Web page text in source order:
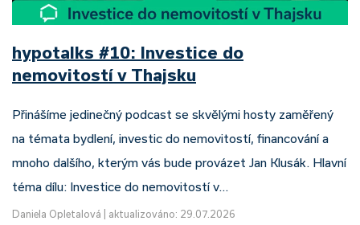
hypotalks #10: Investice do
nemovitostí v Thajsku
Přinášíme jedinečný podcast se skvělými hosty zaměřený
na témata bydlení, investic do nemovitostí, financování a
mnoho dalšího, kterým vás bude provázet Jan Klusák. Hlavní
téma dílu: Investice do nemovitostí v…
Daniela Opletalová
aktualizováno: 29.07.2026